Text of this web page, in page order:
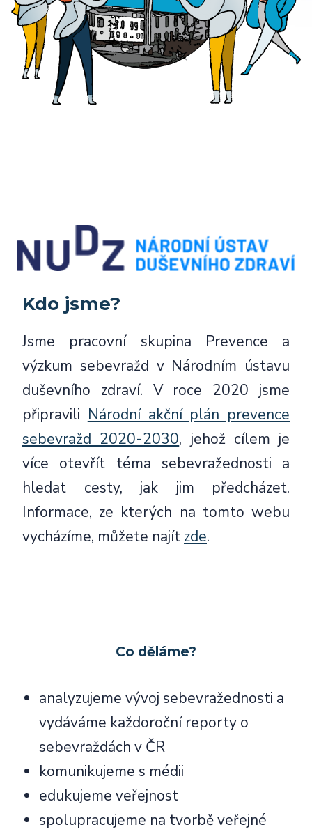
Kdo jsme?
Jsme pracovní skupina Prevence a
výzkum sebevražd v Národním ústavu
duševního zdraví. V roce 2020 jsme
připravili Národní akční plán prevence
sebevražd 2020-2030, jehož cílem je
více otevřít téma sebevražednosti a
hledat cesty, jak jim předcházet.
Informace, ze kterých na tomto webu
vycházíme, můžete najít zde.
Co děláme?
analyzujeme vývoj sebevražednosti a
vydáváme každoroční reporty o
sebevraždách v ČR
komunikujeme s médii
edukujeme veřejnost
spolupracujeme na tvorbě veřejné